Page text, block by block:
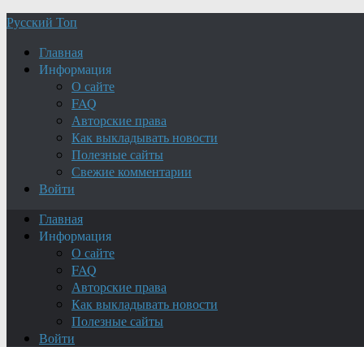
Русский Топ
Главная
Информация
О сайте
FAQ
Авторские права
Как выкладывать новости
Полезные сайты
Свежие комментарии
Войти
Главная
Информация
О сайте
FAQ
Авторские права
Как выкладывать новости
Полезные сайты
Войти